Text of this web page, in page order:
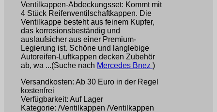
Ventilkappen-Abdeckungsset: Kommt mit
4 Stück Reifenventilschaftkappen. Die
Ventilkappe besteht aus feinem Kupfer,
das korrosionsbeständig und
auslaufsicher aus einer Premium-
Legierung ist. Schöne und langlebige
Autoreifen-Luftkappen decken Zubehör
ab, wa ...(Suche nach Mercedes Bnez )
Versandkosten: Ab 30 Euro in der Regel
kostenfrei
Verfügbarkeit: Auf Lager
Kategorie: /Ventilkappen /Ventilkappen